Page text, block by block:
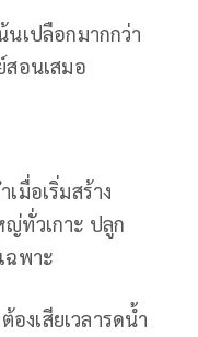
นเปลือกมากกว่า
สอนเสมอ
มื่อเริ่มสร้าง
ทั่วเกาะ ปลูก
ฉพาะ
งเสียเวลารดน้ำ